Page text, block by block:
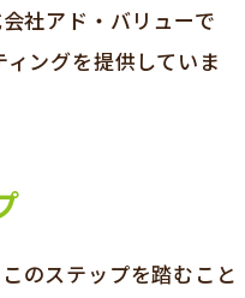
社アド・バリューで
ングを提供していま
のステップを踏むこと